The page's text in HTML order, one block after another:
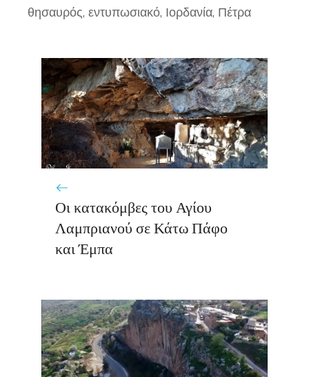
θησαυρός, εντυπωσιακό, Ιορδανία, Πέτρα
Οι κατακόμβες του Αγίου
Λαμπριανού σε Κάτω Πάφο
και Έμπα